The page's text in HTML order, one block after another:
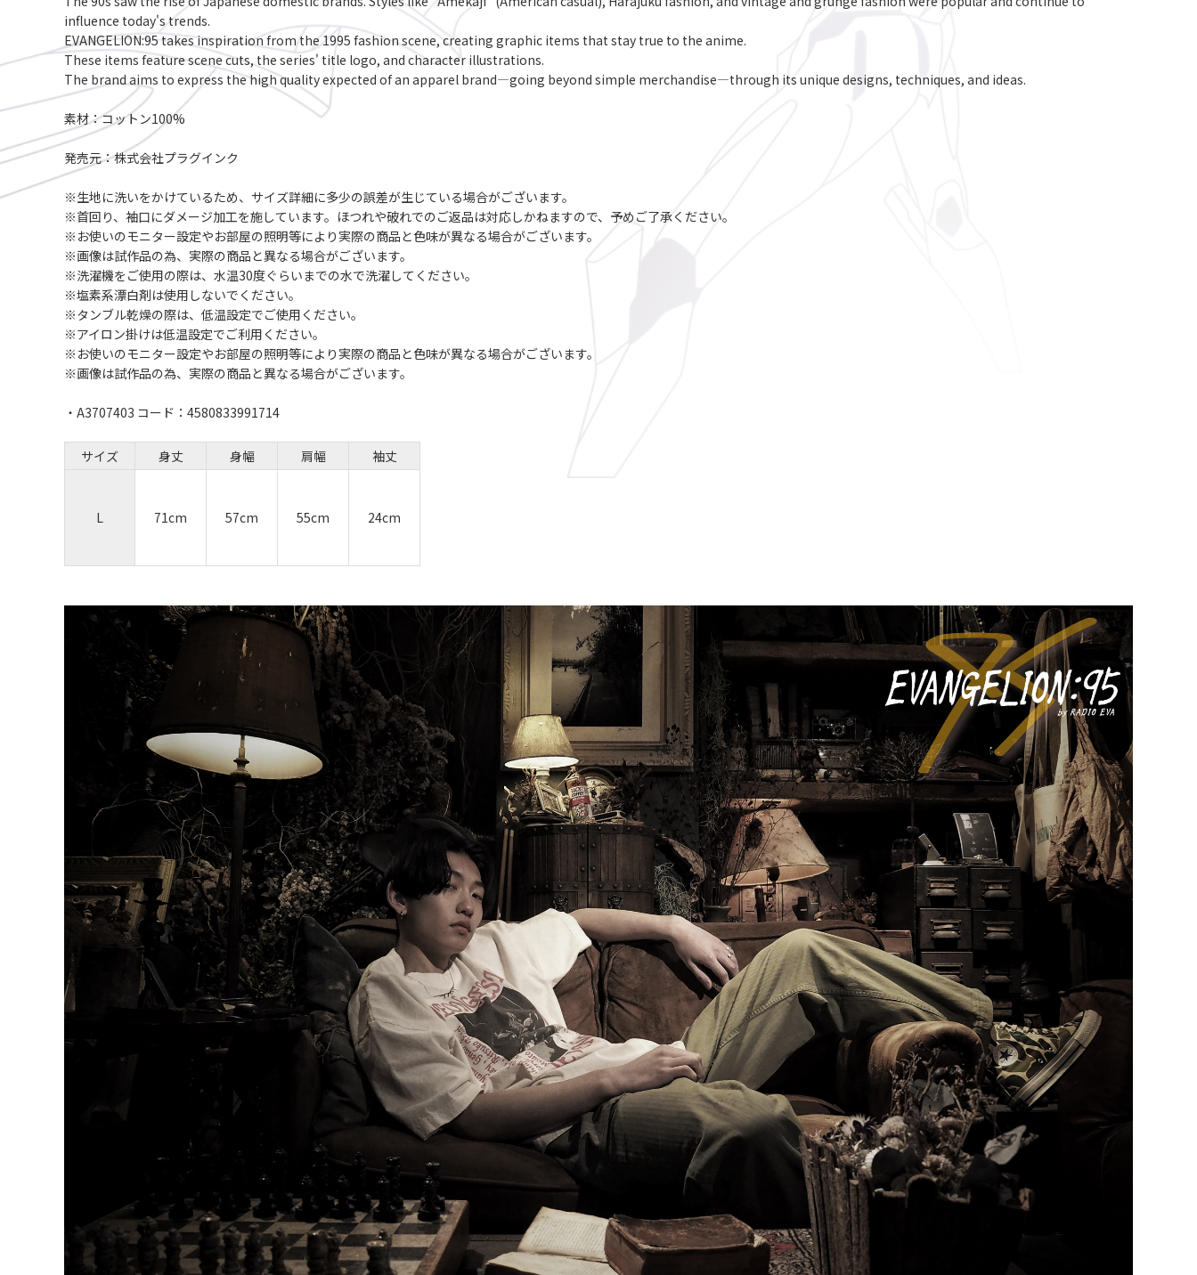
influence today's trends.
EVANGELION:95 takes inspiration from the 1995 fashion scene, creating graphic items that stay true to the anime.
These items feature scene cuts, the series' title logo, and character illustrations.
The brand aims to express the high quality expected of an apparel brand―going beyond simple merchandise―through its unique designs, techniques, and ideas.
素材：コットン100%
発売元：株式会社プラグインク
※生地に洗いをかけているため、サイズ詳細に多少の誤差が生じている場合がございます。
※首回り、袖口にダメージ加工を施しています。ほつれや破れでのご返品は対応しかねますので、予めご了承ください。
※お使いのモニター設定やお部屋の照明等により実際の商品と色味が異なる場合がございます。
※画像は試作品の為、実際の商品と異なる場合がございます。
※洗濯機をご使用の際は、水温30度ぐらいまでの水で洗濯してください。
※塩素系漂白剤は使用しないでください。
※タンブル乾燥の際は、低温設定でご使用ください。
※アイロン掛けは低温設定でご利用ください。
※お使いのモニター設定やお部屋の照明等により実際の商品と色味が異なる場合がございます。
※画像は試作品の為、実際の商品と異なる場合がございます。
・A3707403 コード：4580833991714
サイズ 身丈 身幅 肩幅 袖丈
L 71cm 57cm 55cm 24cm